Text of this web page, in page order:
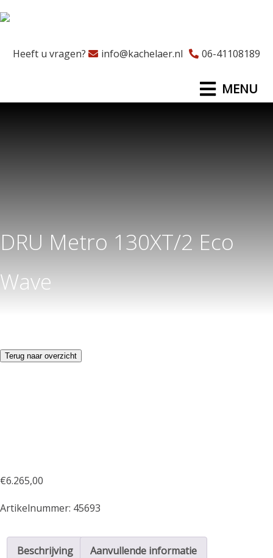
Heeft u vragen? info@kachelaer.nl 06-41108189
MENU
DRU Metro 130XT/2 Eco
Wave
Terug naar overzicht
€6.265,00
Artikelnummer: 45693
Beschrijving Aanvullende informatie